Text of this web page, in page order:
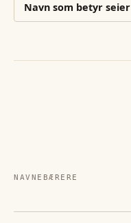
Navn som betyr seier
NAVNEBÆRERE